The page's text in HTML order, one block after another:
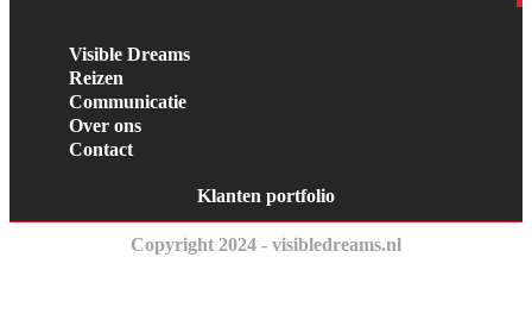
Visible Dreams
Reizen
Communicatie
Over ons
Contact
Klanten portfolio
Copyright 2024 - visibledreams.nl